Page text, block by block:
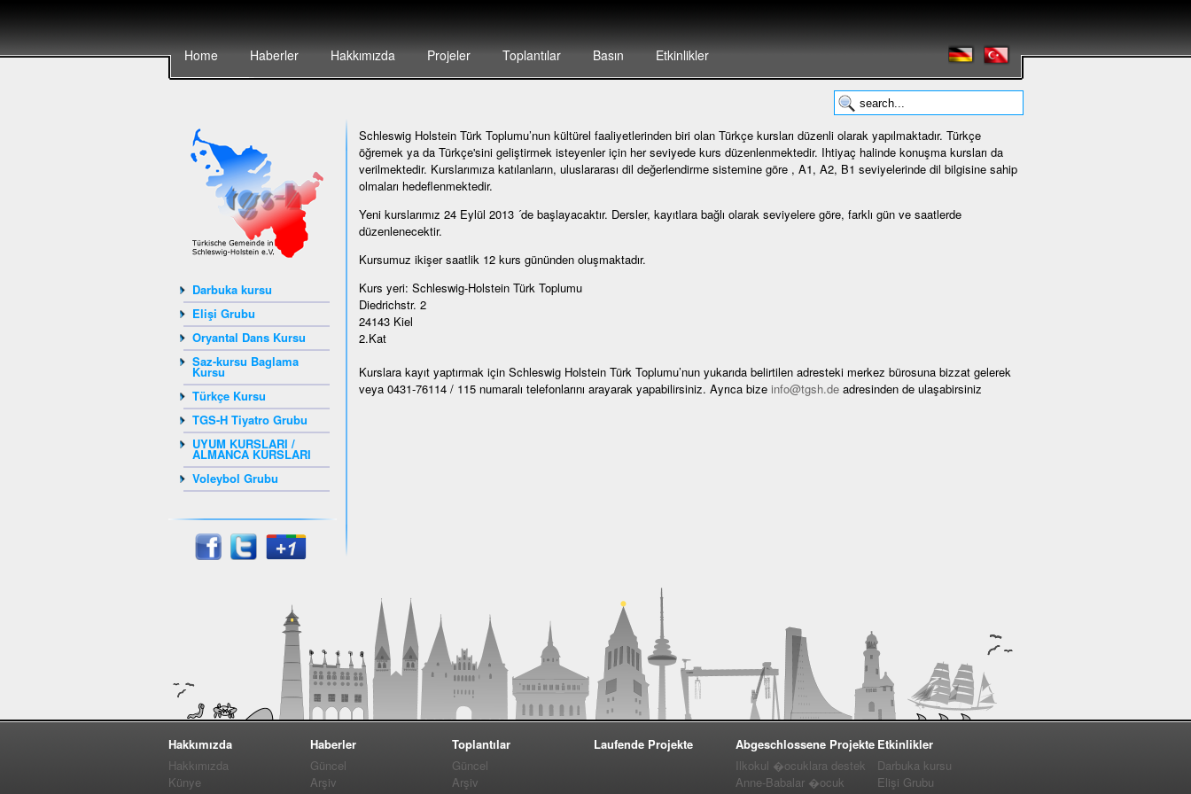
Home Haberler Hakkımızda Projeler Toplantılar Basın Etkinlikler
Darbuka kursu
Elişi Grubu
Oryantal Dans Kursu
Saz-kursu Baglama
Kursu
Türkçe Kursu
TGS-H Tiyatro Grubu
UYUM KURSLARI /
ALMANCA KURSLARI
Voleybol Grubu
Schleswig Holstein Türk Toplumu’nun kültürel faaliyetlerinden biri olan Türkçe kursları düzenli olarak yapılmaktadır. Türkçe
öğremek ya da Türkçe'sini geliştirmek isteyenler için her seviyede kurs düzenlenmektedir. Ihtiyaç halinde konuşma kursları da
verilmektedir. Kurslarımıza katılanların, uluslararası dil değerlendirme sistemine göre , A1, A2, B1 seviyelerinde dil bilgisine sahip
olmaları hedeflenmektedir.
Yeni kurslarımız 24 Eylül 2013 ´de başlayacaktır. Dersler, kayıtlara bağlı olarak seviyelere göre, farklı gün ve saatlerde
düzenlenecektir.
Kursumuz ikişer saatlik 12 kurs gününden oluşmaktadır.
Kurs yeri: Schleswig-Holstein Türk Toplumu
Diedrichstr. 2
24143 Kiel
2.Kat
Kurslara kayıt yaptırmak için Schleswig Holstein Türk Toplumu’nun yukarıda belirtilen adresteki merkez bürosuna bizzat gelerek
veya 0431-76114 / 115 numaralı telefonlarını arayarak yapabilirsiniz. Ayrıca bize info@tgsh.deadresinden de ulaşabirsiniz
Hakkımızda
Hakkımızda
Künye
Haberler
Güncel
Arşiv
Toplantılar
Güncel
Arşiv
Laufende Projekte
Abgeschlossene Projekte
Ilkokul �ocuklara destek
Anne-Babalar �ocuk
Etkinlikler
Darbuka kursu
Elişi Grubu